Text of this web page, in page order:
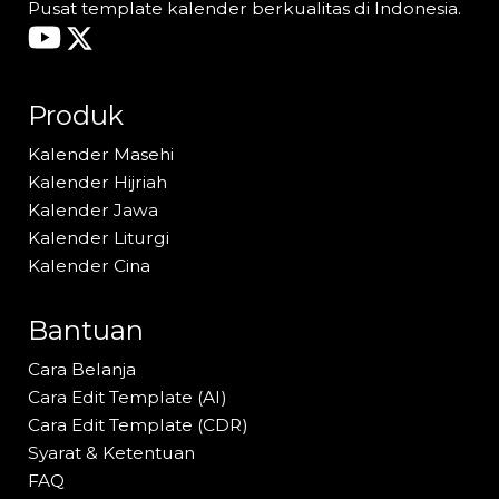
Pusat template kalender berkualitas di Indonesia.
Produk
Kalender Masehi
Kalender Hijriah
Kalender Jawa
Kalender Liturgi
Kalender Cina
Bantuan
Cara Belanja
Cara Edit Template (AI)
Cara Edit Template (CDR)
Syarat & Ketentuan
FAQ